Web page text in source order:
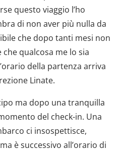
questo viaggio l’ho
di non aver più nulla da
che dopo tanti mesi non
qualcosa me lo sia
della partenza arriva
Linate.
ma dopo una tranquilla
del check-in. Una
ci insospettisce,
è successivo all’orario di